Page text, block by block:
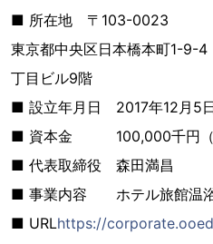
■ 所在地 〒103-0023
東京都中央区日本橋本町1-9-4
丁目ビル9階
■ 設立年月日 2017年12月5日
■ 資本金 100,000千円（
■ 代表取締役 森田満昌
■ 事業内容 ホテル旅館温
■ URLhttps://